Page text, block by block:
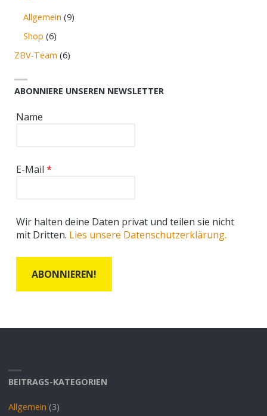
Allgemein (9)
Shop (6)
ZBV-Team (6)
ABONNIERE UNSEREN NEWSLETTER
Name
E-Mail*
Wir halten deine Daten privat und teilen sie nicht
mit Dritten. Lies unsere Datenschutzerklärung.
BEITRAGS-KATEGORIEN
Allgemein (3)